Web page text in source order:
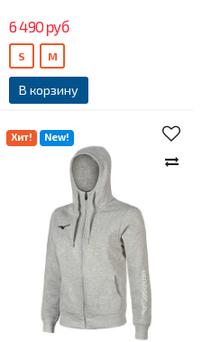
6 490 руб
В корзину
S M
Хит! New!